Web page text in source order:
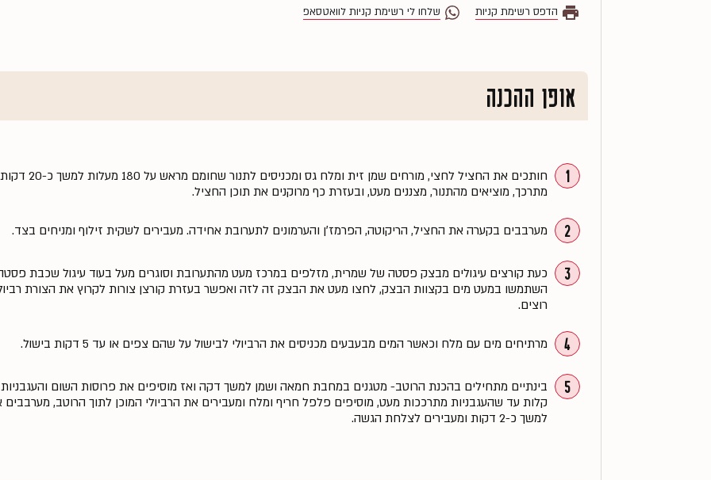
הדפס רשימת קניות שלחו לי רשימת קניות לוואטסאפ
אופן ההכנה
1
חותכים את החציל לחצי,
מתרכך, מוציאים מהתנור, מצננים מעט, ובעזרת כף מרוקנים את תוכן החציל.
2 מערבבים בקערה את החציל, הריקוטה, הפרמז׳ן והערמונים לתערובת אחידה. מעבירים לשקית זילוף ומניחים בצד.
3
כעת קורצים עיגולים מבצק פסטה של שמרית, מזלפים במרכז מעט מהתערובת וסוגרים מעל בעוד עיגול שכבת
השתמשו במעט מים בקצוות הבצק, לחצו מעט את הבצק זה לזה ואפשר בעזרת קורצן צורות לקרוץ את הצורת
רוצים.
4 מרתיחים מים עם מלח וכאשר המים מבעבעים מכניסים את הרביולי לבישול על שהם צפים או עד 5 דקות בישול.
5
בינתיים מתחילים בהכנת הרוטב- מטגנים במחבת חמאה ושמן למשך דקה ואז מוסיפים את פרוסות השום והעגבניות
קלות עד שהעגבניות מתרככות מעט, מוסיפים פלפל חריף ומלח ומעבירים את הרביולי המוכן לתוך הרוטב,
למשך כ-2 דקות ומעבירים לצלחת הגשה.